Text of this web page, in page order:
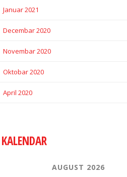
Januar 2021
Decembar 2020
Novembar 2020
Oktobar 2020
April 2020
KALENDAR
AUGUST 2026